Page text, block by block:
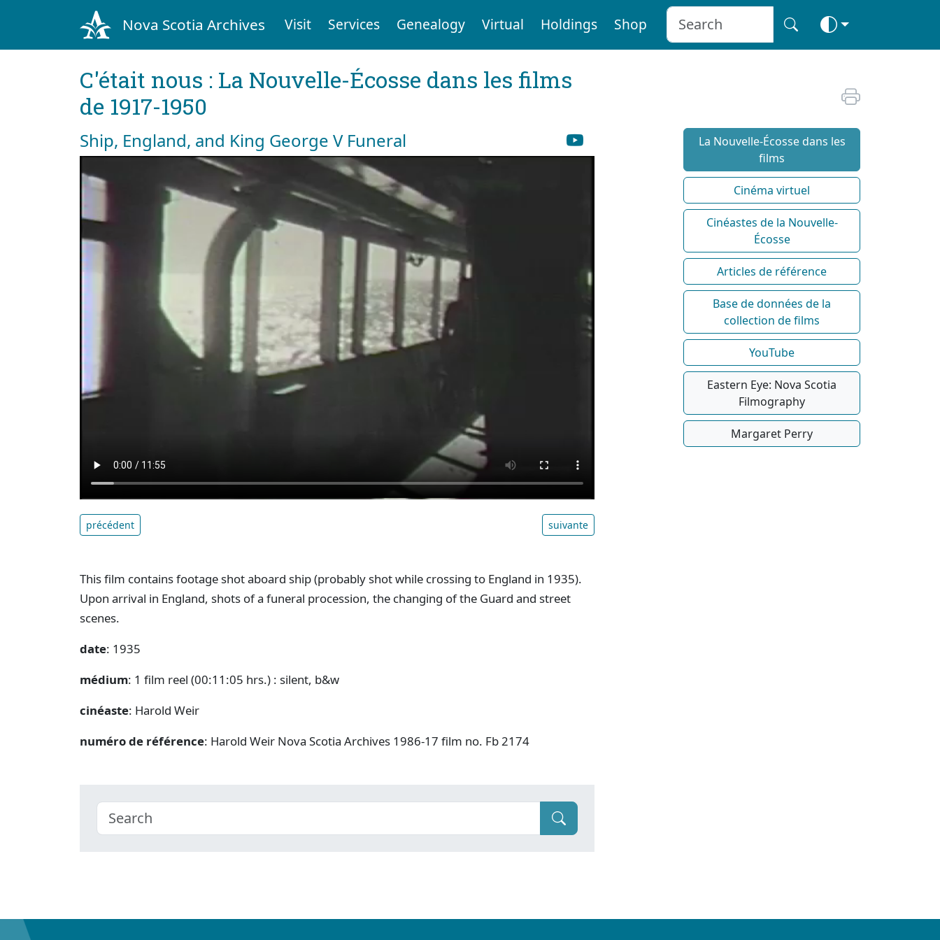
Nova Scotia Archives Visit Services Genealogy Virtual Holdings Shop
C'était nous : La Nouvelle-Écosse dans les films
de 1917-1950
Ship, England, and King George V Funeral
précédent suivante
This film contains footage shot aboard ship (probably shot while crossing to England in 1935).
Upon arrival in England, shots of a funeral procession, the changing of the Guard and street
scenes.
date: 1935
médium: 1 film reel (00:11:05 hrs.) : silent, b&w
cinéaste: Harold Weir
numéro de référence: Harold Weir Nova Scotia Archives 1986-17 film no. Fb 2174
La Nouvelle-Écosse dans les
films
Cinéma virtuel
Cinéastes de la Nouvelle-
Écosse
Articles de référence
Base de données de la
collection de films
YouTube
Eastern Eye: Nova Scotia
Filmography
Margaret Perry